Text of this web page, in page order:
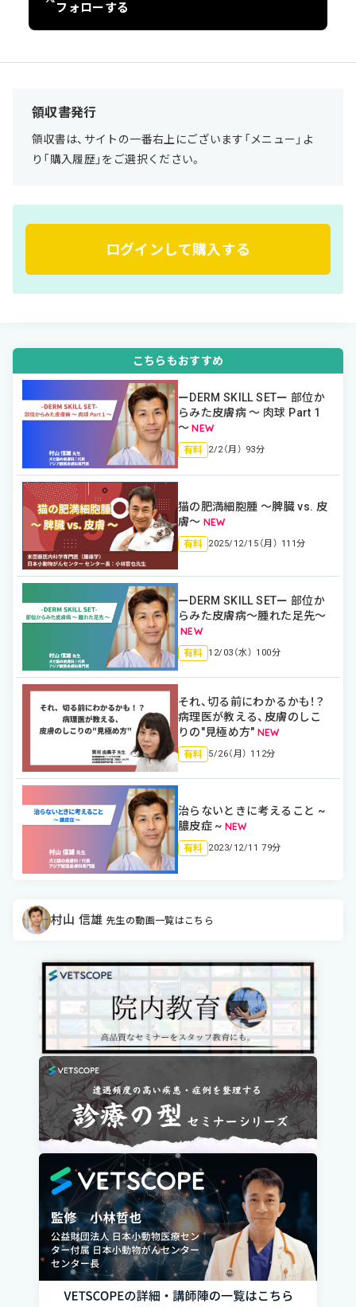
フォローする
領収書発行
領収書は、サイトの一番右上にございます「メニュー」よ
り「購入履歴」をご選択ください。
ログインして購入する
こちらもおすすめ
ーDERM SKILL SETー 部位か
らみた皮膚病 〜 肉球 Part 1
〜
有料 2/2（月） 93分
猫の肥満細胞腫 〜脾臓 vs. 皮
膚〜
有料 2025/12/15（月） 111分
ーDERM SKILL SETー 部位か
らみた皮膚病〜腫れた足先〜
有料 12/03（水） 100分
それ、切る前にわかるかも！？
病理医が教える、皮膚のしこ
りの"見極め方"
有料 5/26（月） 112分
治らないときに考えること ~
膿皮症 ~
有料 2023/12/11 79分
村山 信雄 先生の動画一覧はこちら